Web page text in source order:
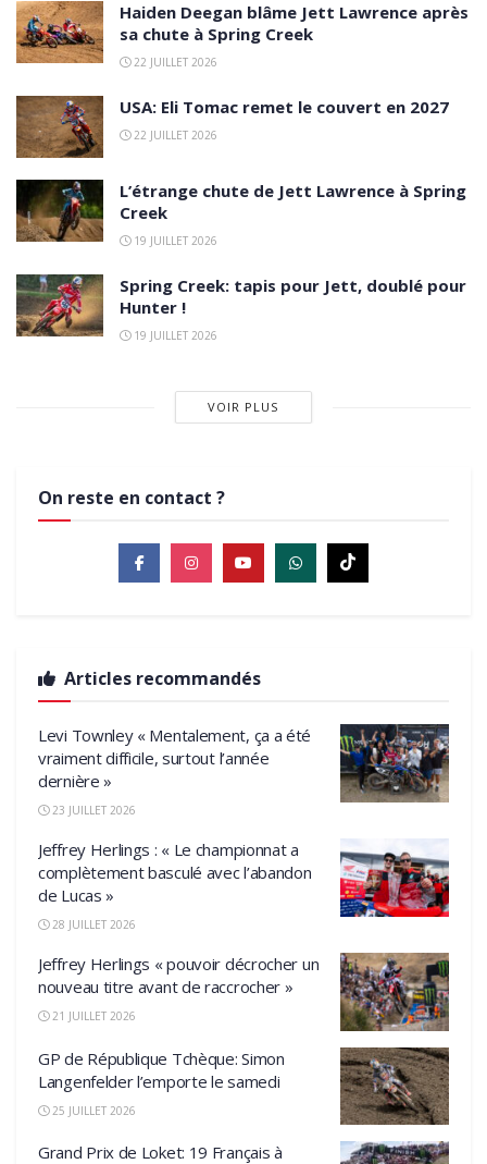
Haiden Deegan blâme Jett Lawrence après
sa chute à Spring Creek
22 JUILLET 2026
USA: Eli Tomac remet le couvert en 2027
22 JUILLET 2026
L’étrange chute de Jett Lawrence à Spring
Creek
19 JUILLET 2026
Spring Creek: tapis pour Jett, doublé pour
Hunter !
19 JUILLET 2026
VOIR PLUS
On reste en contact ?
Articles recommandés
Levi Townley « Mentalement, ça a été
vraiment difficile, surtout l’année
dernière »
23 JUILLET 2026
Jeffrey Herlings : « Le championnat a
complètement basculé avec l’abandon
de Lucas »
28 JUILLET 2026
Jeffrey Herlings « pouvoir décrocher un
nouveau titre avant de raccrocher »
21 JUILLET 2026
GP de République Tchèque: Simon
Langenfelder l’emporte le samedi
25 JUILLET 2026
Grand Prix de Loket: 19 Français à